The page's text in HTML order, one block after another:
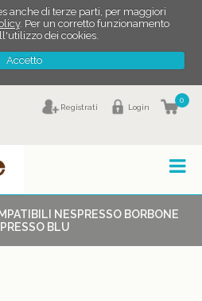
anche di terze parti, per maggiori
. Per un corretto funzionamento
dei cookies.
Accetto
0
Login
Registrati
NESPRESSO BORBONE
BLU